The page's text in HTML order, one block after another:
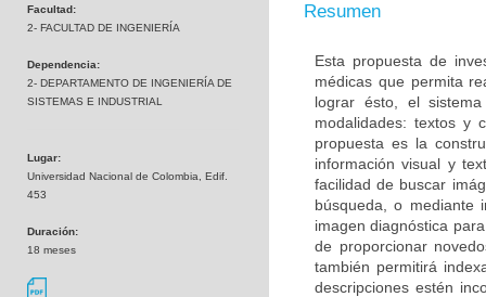
Facultad:
2- FACULTAD DE INGENIERÍA
Dependencia:
2- DEPARTAMENTO DE INGENIERÍA DE
SISTEMAS E INDUSTRIAL
Lugar:
Universidad Nacional de Colombia, Edif.
453
Duración:
18 meses
Resumen
Esta propuesta de
médicas que permita
lograr ésto, el
modalidades: textos y
propuesta es la
información visual y
facilidad de buscar
búsqueda, o mediante
imagen diagnóstica
de proporcionar
también permitirá
descripciones estén